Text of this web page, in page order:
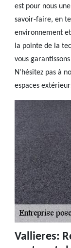
est pour nous
savoir-faire, en
environnement
la pointe de la
vous
N'hésitez pas à
espaces
Vallieres: